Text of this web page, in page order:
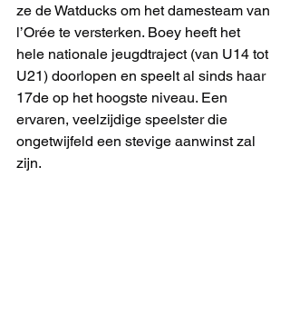
ze de Watducks om het damesteam van
l’Orée te versterken. Boey heeft het
hele nationale jeugdtraject (van U14 tot
U21) doorlopen en speelt al sinds haar
17de op het hoogste niveau. Een
ervaren, veelzijdige speelster die
ongetwijfeld een stevige aanwinst zal
zijn.